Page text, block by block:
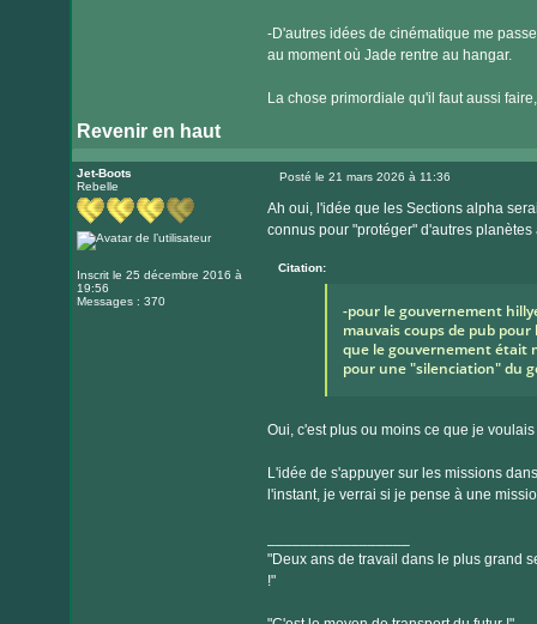
-D'autres idées de cinématique me
au moment où Jade rentre au hangar.
La chose primordiale qu'il faut aussi
Revenir en haut
Jet-Boots
Rebelle
Inscrit le 25 décembre 2016 à
19:56
Messages : 370
Posté le 21 mars 2026 à 11:36
Ah oui, l'idée que les Sections alpha
connus pour "protéger" d'autres
Citation:
-pour le gouvernement
mauvais coups de pub
que le gouvernement était
pour une "silenciation" du
Oui, c'est plus ou moins ce que je
L'idée de s'appuyer sur les missions
l'instant, je verrai si je pense à une
"Deux ans de travail dans le plus grand
!"